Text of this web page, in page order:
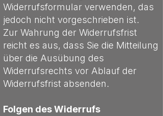
Widerrufsformular verwenden, das
jedoch nicht vorgeschrieben ist.
Zur Wahrung der Widerrufsfrist
reicht es aus, dass Sie die Mitteilung
über die Ausübung des
Widerrufsrechts vor Ablauf der
Widerrufsfrist absenden.
Folgen des Widerrufs